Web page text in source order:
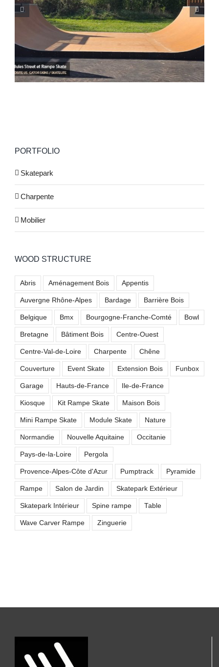
Skatepark de Ghisonaccia (Corse 2B)
PORTFOLIO
Skatepark
Charpente
Mobilier
WOOD STRUCTURE
Abris Aménagement Bois Appentis
Auvergne Rhône-Alpes Bardage Barrière Bois
Belgique Bmx Bourgogne-Franche-Comté Bowl
Bretagne Bâtiment Bois Centre-Ouest
Centre-Val-de-Loire Charpente Chêne
Couverture Event Skate Extension Bois Funbox
Garage Hauts-de-France Ile-de-France
Kiosque Kit Rampe Skate Maison Bois
Mini Rampe Skate Module Skate Nature
Normandie Nouvelle Aquitaine Occitanie
Pays-de-la-Loire Pergola
Provence-Alpes-Côte d'Azur Pumptrack Pyramide
Rampe Salon de Jardin Skatepark Extérieur
Skatepark Intérieur Spine rampe Table
Wave Carver Rampe Zinguerie